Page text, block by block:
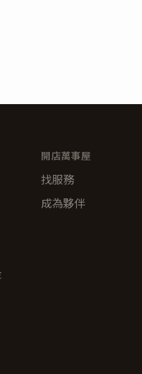
開店萬事屋
找服務
成為夥伴